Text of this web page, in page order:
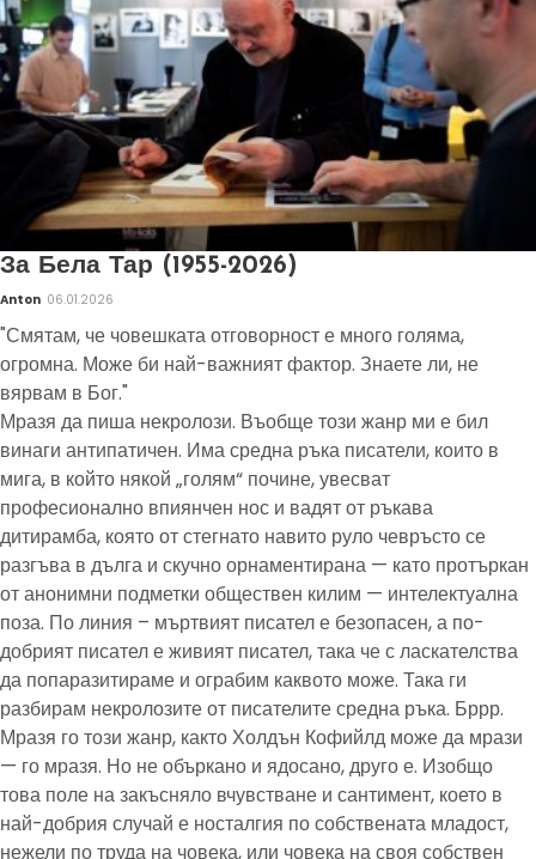
За Бела Тар (1955-2026)
Anton 06.01.2026
"Смятам, че човешката отговорност е много голяма,
огромна. Може би най-важният фактор. Знаете ли, не
вярвам в Бог."
Мразя да пиша некролози. Въобще този жанр ми е бил
винаги антипатичен. Има средна ръка писатели, които в
мига, в който някой „голям“ почине, увесват
професионално впиянчен нос и вадят от ръкава
дитирамба, която от стегнато навито руло чевръсто се
разгъва в дълга и скучно орнаментирана — като протъркан
от анонимни подметки обществен килим — интелектуална
поза. По линия – мъртвият писател е безопасен, а по-
добрият писател е живият писател, така че с ласкателства
да попаразитираме и ограбим каквото може. Така ги
разбирам некролозите от писателите средна ръка. Бррр.
Мразя го този жанр, както Холдън Кофийлд може да мрази
— го мразя. Но не объркано и ядосано, друго е. Изобщо
това поле на закъсняло вчувстване и сантимент, което в
най-добрия случай е носталгия по собствената младост,
нежели по труда на човека, или човека на своя собствен